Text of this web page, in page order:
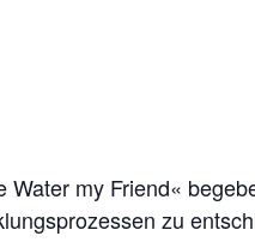
my Friend«
zu